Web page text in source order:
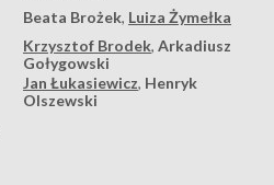
Beata Brożek, Luiza Żymełka
Krzysztof Brodek, Arkadiusz
Gołygowski
Jan Łukasiewicz, Henryk
Olszewski